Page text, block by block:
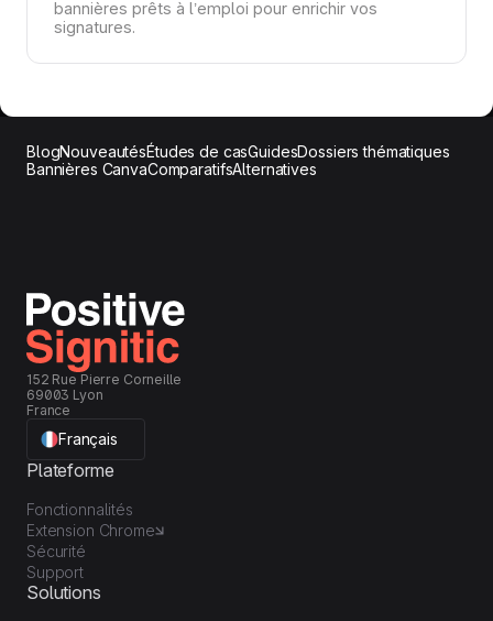
bannières prêts à l’emploi pour enrichir vos
signatures.
BlogNouveautésÉtudes de casGuidesDossiers thématiques
Bannières CanvaComparatifsAlternatives
152 Rue Pierre Corneille
69003 Lyon
France
Français
Plateforme
Fonctionnalités
Extension Chrome
Sécurité
Support
Solutions